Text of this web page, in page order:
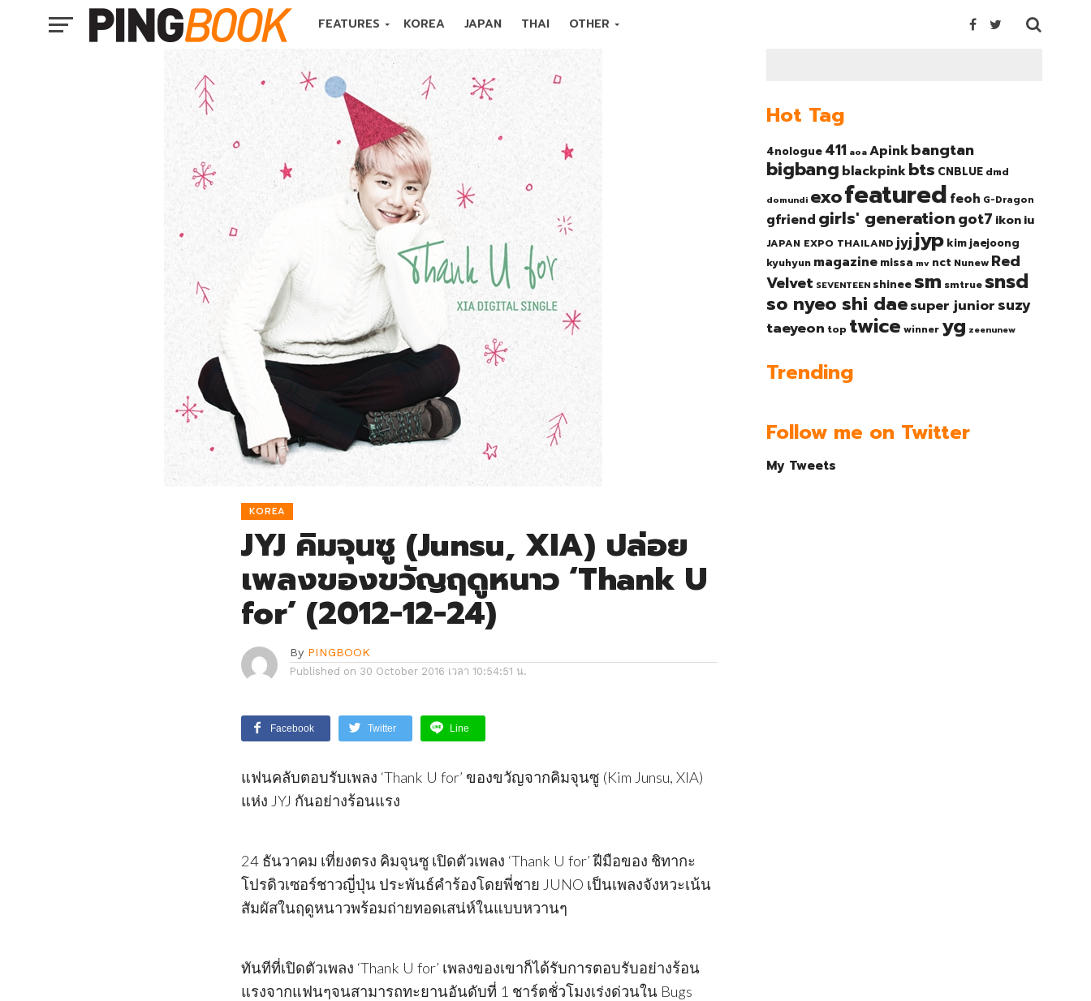
FEATURES KOREA JAPAN THAI OTHER
KOREA
JYJ คิมจุนซู (Junsu, XIA) ปล่อย
เพลงของขวัญฤดูหนาว ‘Thank U
for’ (2012-12-24)
By PINGBOOK
Published on 30 October 2016 เวลา 10:54:51 น.
Facebook Twitter Line
แฟนคลับตอบรับเพลง ‘Thank U for’ ของขวัญจากคิมจุนซู (Kim Junsu, XIA)
แห่ง JYJ กันอย่างร้อนแรง
24 ธันวาคม เที่ยงตรง คิมจุนซู เปิดตัวเพลง ‘Thank U for’ ฝีมือของ ชิทากะ
โปรดิวเซอร์ชาวญี่ปุ่น ประพันธ์คำร้องโดยพี่ชาย JUNO เป็นเพลงจังหวะเน้น
สัมผัสในฤดูหนาวพร้อมถ่ายทอดเสน่ห์ในแบบหวานๆ
ทันทีที่เปิดตัวเพลง ‘Thank U for’ เพลงของเขาก็ได้รับการตอบรับอย่างร้อน
แรงจากแฟนๆจนสามารถทะยานอันดับที่ 1 ชาร์ตชั่วโมงเร่งด่วนใน Bugs
Hot Tag
4nologue 411 aoaApinkbangtan
bigbang blackpinkbts CNBLUE dmd
domundi exofeatured feoh G-Dragon
gfriend girls' generationgot7 ikoniu
JAPAN EXPO THAILAND jyjjyp kim jaejoong
kyuhyun magazine missa mv nct Nunew Red
Velvet SEVENTEEN shinee sm smtrue snsd
so nyeo shi daesuper junior suzy
taeyeon top twice winner yg zeenunew
Trending
Follow me on Twitter
My Tweets